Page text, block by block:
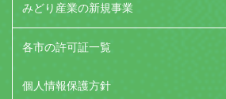
みどり産業の新規事業
各市の許可証一覧
個人情報保護方針